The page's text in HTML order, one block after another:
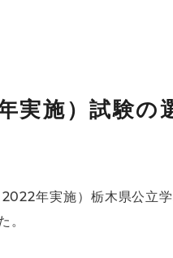
施）試験の
年実施）栃木県公立
。